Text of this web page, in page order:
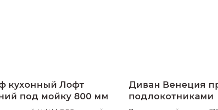
кухонный Лофт
под мойку 800 мм
Диван Венеция
подлокотниками